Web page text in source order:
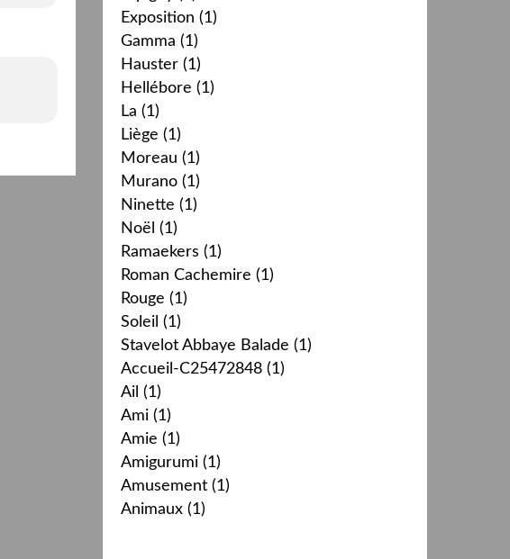
Exposition (1)
Gamma (1)
Hauster (1)
Hellébore (1)
La (1)
Liège (1)
Moreau (1)
Murano (1)
Ninette (1)
Noël (1)
Ramaekers (1)
Roman Cachemire (1)
Rouge (1)
Soleil (1)
Stavelot Abbaye Balade (1)
Accueil-C25472848 (1)
Ail (1)
Ami (1)
Amie (1)
Amigurumi (1)
Amusement (1)
Animaux (1)